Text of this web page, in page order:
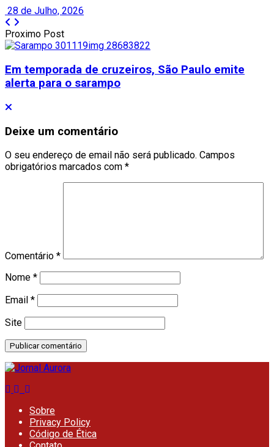
28 de Julho, 2026
Proximo Post
Em temporada de cruzeiros, São Paulo emite
alerta para o sarampo
Deixe um comentário
O seu endereço de email não será publicado. Campos
obrigatórios marcados com *
Comentário *
Nome *
Email *
Site
Sobre
Privacy Policy
Código de Ética